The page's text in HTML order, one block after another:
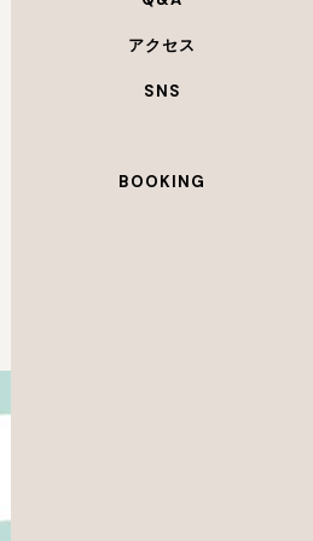
アクセス
SNS
BOOKING